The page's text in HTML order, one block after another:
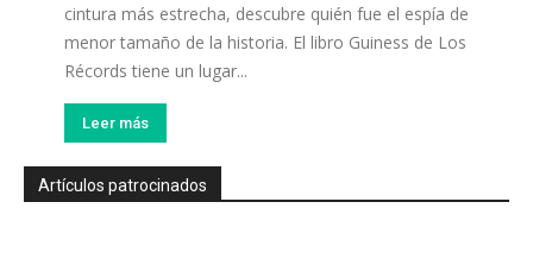
cintura más estrecha, descubre quién fue el espía de
menor tamaño de la historia. El libro Guiness de Los
Récords tiene un lugar...
Leer más
Artículos patrocinados